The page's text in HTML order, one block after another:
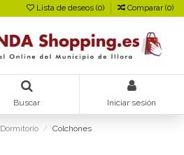
Lista de deseos (0) Comparar (0)
Buscar Iniciar sesión
Dormitorio Colchones